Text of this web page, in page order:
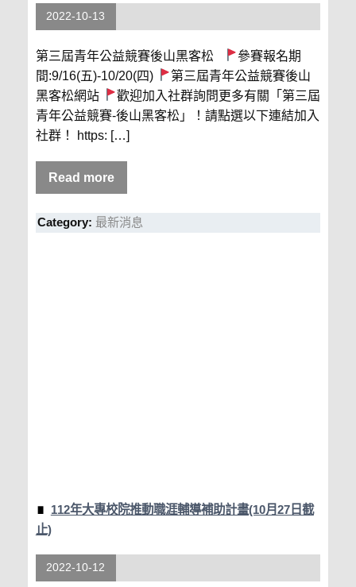
2022-10-13
第三屆青年公益競賽後山黑客松
參賽報名期
間:9/16(五)-10/20(四)
第三屆青年公益競賽後山
黑客松網站
歡迎加入社群詢問更多有關「第三屆
青年公益競賽-後山黑客松」！請點選以下連結加入
社群！ https: […]
Read more
Category: 最新消息
112年大專校院推動職涯輔導補助計畫(10月27日截
止)
2022-10-12